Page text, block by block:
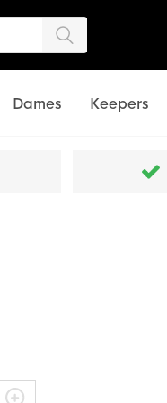
Dames Keepers